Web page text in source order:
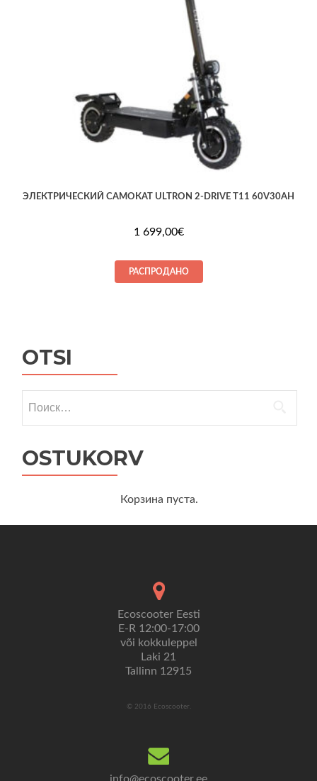
ЭЛЕКТРИЧЕСКИЙ САМОКАТ ULTRON 2-DRIVE T11 60V30AH
1 699,00€
РАСПРОДАНО
OTSI
OSTUKORV
Корзина пуста.
Ecoscooter Eesti
E-R 12:00-17:00
või kokkuleppel
Laki 21
Tallinn 12915
© 2016 Ecoscooter.